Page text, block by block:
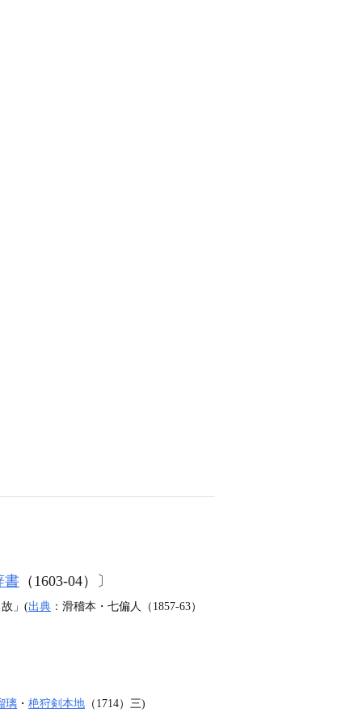
書 （1603‐04）〕
」(出典 ：滑稽本・七偏人（1857‐63）
璃 ・ 栬狩剣本地 （1714）三)